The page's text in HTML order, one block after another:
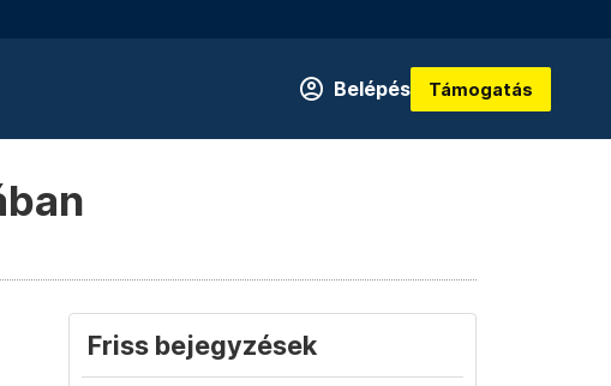
Belépés Támogatás
Friss bejegyzések